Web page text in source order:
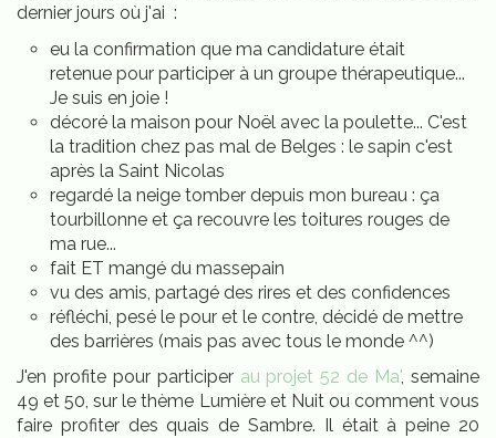
dernier jours où j'ai :
eu la confirmation que ma candidature était
retenue pour participer à un groupe thérapeutique...
Je suis en joie !
décoré la maison pour Noël avec la poulette... C'est
la tradition chez pas mal de Belges : le sapin c'est
après la Saint Nicolas
regardé la neige tomber depuis mon bureau : ça
tourbillonne et ça recouvre les toitures rouges de
ma rue...
fait ET mangé du massepain
vu des amis, partagé des rires et des confidences
réfléchi, pesé le pour et le contre, décidé de mettre
des barrières (mais pas avec tous le monde ^^)
J'en profite pour participer au projet 52 de Ma', semaine
49 et 50, sur le thème Lumière et Nuit ou comment vous
faire profiter des quais de Sambre. Il était à peine 20